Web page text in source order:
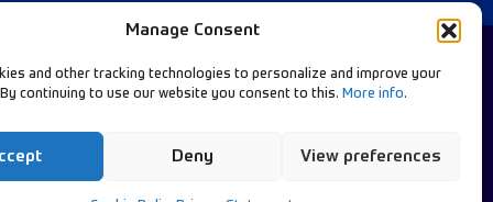
Manage Consent
and other tracking technologies to personalize and improve your
continuing to use our website you consent to this. More info.
Deny View preferences
Norsk bokmål